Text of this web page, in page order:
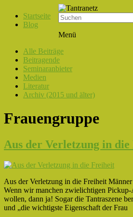
Startseite
Blog
Tantranetz
Liebe,
Eros
Tantra
Menü
Alle Beiträge
Beitragende
Seminaranbieter
Medien
Literatur
Archiv (2015 und älter)
Frauengruppe
Aus der Verletzung in
Aus der Verletzung in die Freiheit
Wenn wir manchen zwielichtigen Pickup-
wollen, dann ja! Sogar die Tantraszene
und „die wichtigste Eigenschaft der Frau